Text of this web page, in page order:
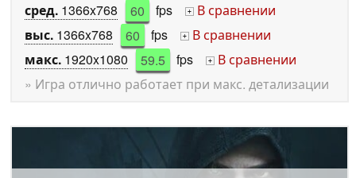
сред. 1366x768 60 fps +
В сравнении
выс. 1366x768 60 fps +
В сравнении
макс. 1920x1080 59.5 fps +
В сравнении
» Игра отлично работает при макс. детализации